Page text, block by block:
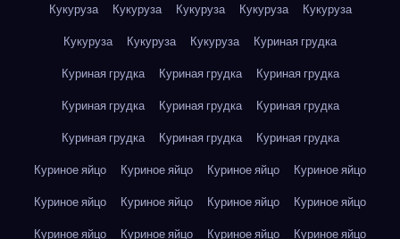
Кукуруза
Кукуруза Кукуруза Кукуруза
Кукуруза
Кукуруза
Кукуруза Кукуруза
Куриная грудка
Куриная грудка
Куриная грудка
Куриная грудка
Куриная грудка
Куриная грудка
Куриная грудка
Куриная грудка
Куриная грудка
Куриная грудка
Куриное яйцо
Куриное яйцо Куриное яйцо
Куриное яйцо
Куриное яйцо
Куриное яйцо Куриное яйцо
Куриное яйцо
Куриное яйцо
Куриное яйцо Куриное яйцо
Куриное яйцо